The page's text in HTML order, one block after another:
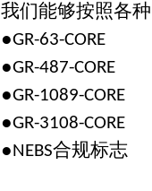
我们能够按照各种
●GR-63-CORE
●GR-487-CORE
●GR-1089-CORE
●GR-3108-CORE
●NEBS合规标志